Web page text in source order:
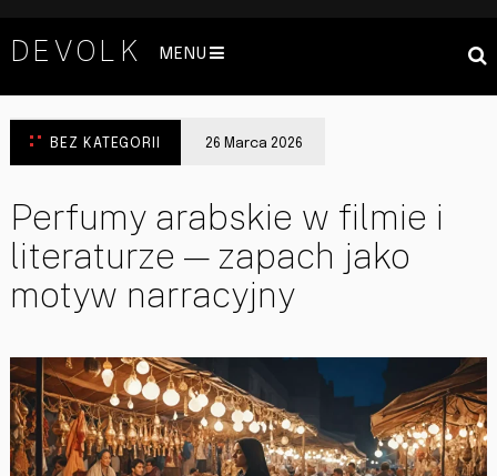
DEVOLK MENU
BEZ KATEGORII 26 Marca 2026
Perfumy arabskie w filmie i
literaturze — zapach jako
motyw narracyjny